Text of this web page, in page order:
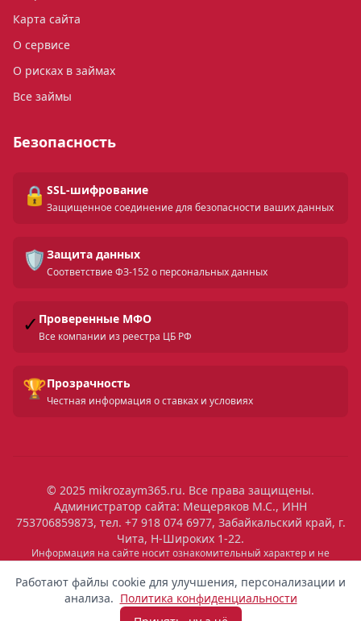
Работают файлы cookie для улучшения, персонализации и
анализа. Политика конфиденциальности
Карта сайта
О сервисе
О рисках в займах
Все займы
Безопасность
🔒 SSL-шифрование
Защищенное соединение для безопасности ваших данных
🛡️ Защита данных
Соответствие ФЗ-152 о персональных данных
✓ Проверенные МФО
Все компании из реестра ЦБ РФ
🏆Прозрачность
Честная информация о ставках и условиях
© 2025 mikrozaym365.ru. Все права защищены.
Администратор сайта: Мещеряков М.С., ИНН
753706859873, тел. +7 918 074 6977, Забайкальский край, г.
Чита, Н-Широких 1-22.
Информация на сайте носит ознакомительный характер и не
является публичной офертой. Все условия микрозаймов уточняйте
на сайтах МФО. Помните: займ — это обязательство, которое
необходимо исполнять. Невыполнение обязательств влечет штрафы
и ухудшение кредитной истории. Услуги предоставляются
микрофинансовыми организациями, состоящими в реестре ЦБ РФ.